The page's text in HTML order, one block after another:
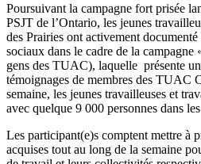
Poursuivant la campagne fort prisée
PSJT de l’Ontario, les jeunes
des Prairies ont activement
sociaux dans le cadre de la
gens des TUAC), laquelle présente
témoignages de membres des TUAC
semaine, les jeunes travailleuses et
avec quelque 9 000 personnes dans
Les participant(e)s comptent mettre à
acquises tout au long de la semaine